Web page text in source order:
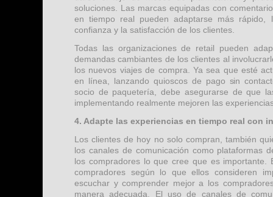
soluciones. Las marcas equipadas con
en tiempo real pueden adaptarse más
confianza y la satisfacción de los clientes.
Todas las organizaciones de retail pueden
demandas cambiantes de los clientes al
los nuevos viajes de compra. Ya sea que esté
en línea, lanzando quioscos de pago sin
socio de paquetería, debe asegurarse de que
implementando realmente mejoren las
4. Adapte las experiencias en tiempo real con
Los clientes de hoy no solo compran, también
los canales de comunicación como plataformas
los compradores lo que cree que es importante.
compradores según lo que ellos consideren
escuchar y comprender mejor a los
manera adecuada. El uso de canales de